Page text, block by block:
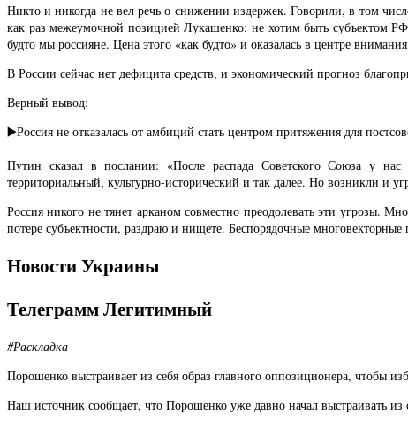
Никто и никогда не вел речь о снижении издержек. Говорили, в том
как раз межеумочной позицией Лукашенко: не хотим быть субъектом
будто мы россияне. Цена этого «как будто» и оказалась в центре
В России сейчас нет дефицита средств, и экономический прогноз
Верный вывод:
▶️Россия не отказалась от амбиций стать центром притяжения для
Путин сказал в послании: «После распада Советского Союза у нас
территориальный, культурно-исторический и так далее. Но возникли и
Россия никого не тянет арканом совместно преодолевать эти угрозы.
потере субъектности, раздраю и нищете. Беспорядочные
Новости Украины
Телеграмм Легитимный
#Раскладка
Порошенко выстраивает из себя образ главного оппозиционера, чтобы
Наш источник сообщает, что Порошенко уже давно начал выстраивать